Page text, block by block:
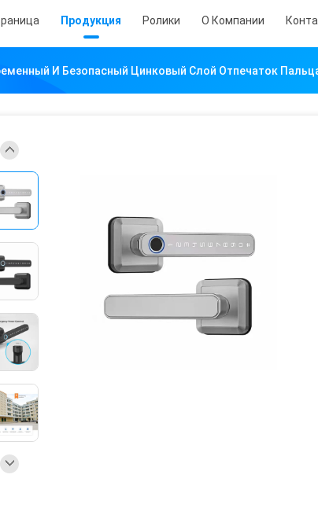
Продукция Ролики О Компании
И Безопасный Цинковый Слой Отпечаток